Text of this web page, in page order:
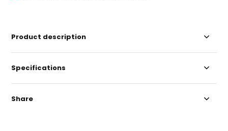
Product description
Specifications
Share